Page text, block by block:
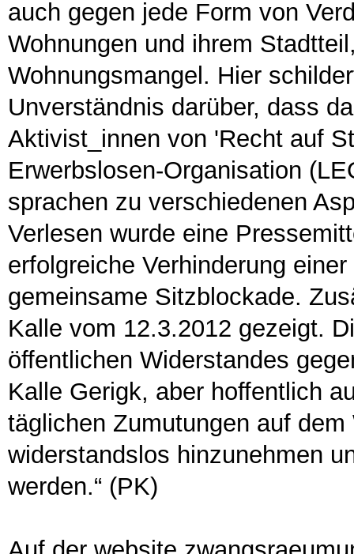
auch gegen jede Form von
Wohnungen und ihrem
Wohnungsmangel. Hier
Unverständnis darüber, dass
Aktivist_innen von 'Recht auf
Erwerbslosen-Organisation
sprachen zu verschiedenen
Verlesen wurde eine
erfolgreiche Verhinderung
gemeinsame Sitzblockade.
Kalle vom 12.3.2012 gezeigt.
öffentlichen Widerstandes
Kalle Gerigk, aber hoffentlich
täglichen Zumutungen auf
widerstandslos hinzunehmen
werden.“ (PK)